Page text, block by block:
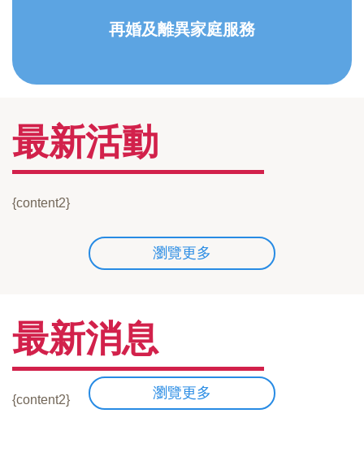
再婚及離異家庭服務
最新活動
{content2}
瀏覽更多
最新消息
{content2} 瀏覽更多